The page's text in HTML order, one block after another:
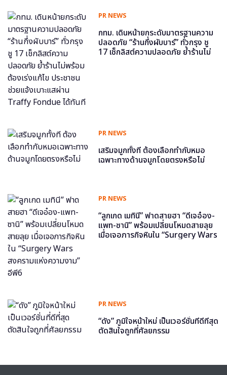
PR NEWS
กทม. เดินหน้ายกระดับมาตรฐานความ
ปลอดภัย “ร้านกึ่งผับบาร์” ทั่วกรุง ชู
17 เช็กลิสต์ความปลอดภัย ย้ำร้านไม่
PR NEWS
เสริมจมูกทั้งที ต้องเลือกทำกับหมอ
เฉพาะทางด้านจมูกโดยตรงหรือไม่
PR NEWS
“ลูกเกด เมทินี” ฟาดสายฮา “ดีเจอ๋อง-
แพท-ซานิ” พร้อมเปลี่ยนโหมดสายลุย
เมื่อเจอภารกิจหินใน “Surgery Wars
PR NEWS
“ดัง” ภูมิใจหน้าใหม่ เป็นเวอร์ชั่นที่ดีที่สุด
ตัดสินใจถูกที่ศัลยกรรม